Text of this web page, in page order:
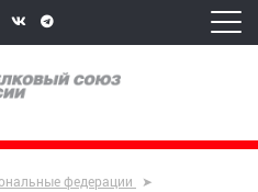
федерации